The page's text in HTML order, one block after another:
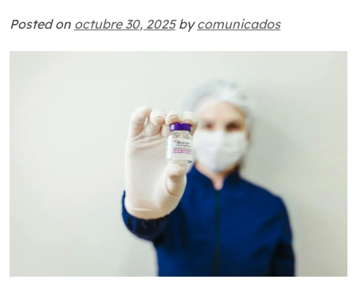
Posted on octubre 30, 2025bycomunicados